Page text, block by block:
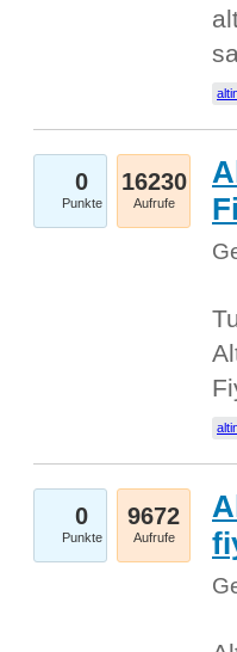
0
Punkte
16230
Aufrufe
0
Punkte
9672
Aufrufe